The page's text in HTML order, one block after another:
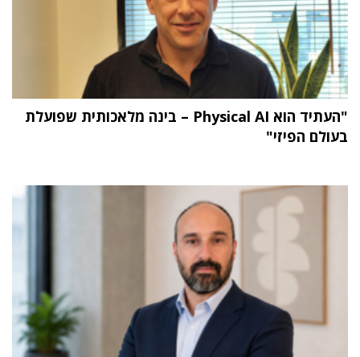
"העתיד הוא Physical AI – בינה מלאכותית שפועלת
בעולם הפיזי"